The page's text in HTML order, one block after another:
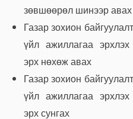
зөвшөөрөл шинээр авах
Газар зохион
үйл ажиллагаа
эрх нөхөж авах
Газар зохион
үйл ажиллагаа
эрх сунгах